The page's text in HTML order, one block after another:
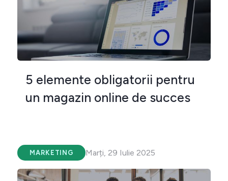
5 elemente obligatorii pentru
un magazin online de succes
MARKETING Marți, 29 Iulie 2025